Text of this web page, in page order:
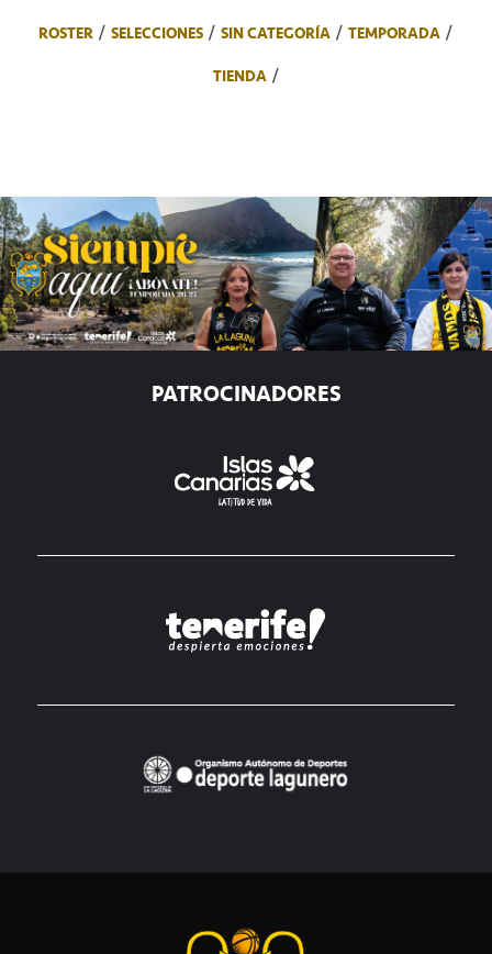
ROSTER
SELECCIONES SIN CATEGORÍA
TEMPORADA
TIENDA
PATROCINADORES